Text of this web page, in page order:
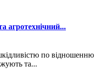
агротехнічний...
по відношенню
та...